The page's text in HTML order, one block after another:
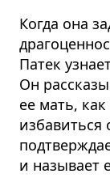
Когда она
Патек
Он
ее мать,
избавиться
и называет